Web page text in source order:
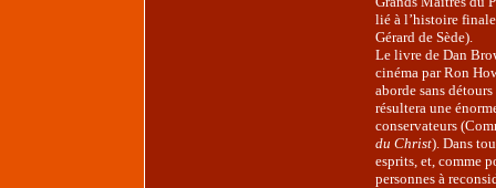
lié à l’histoire
Gérard de Sède).
Le livre de Dan
cinéma par Ron
aborde sans
résultera une
conservateurs
du Christ). Dans
esprits, et, comme
personnes à